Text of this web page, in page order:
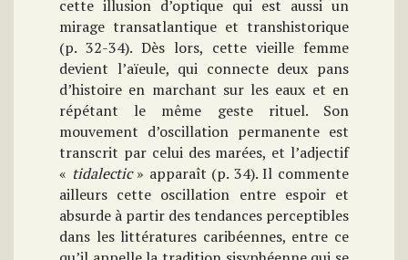
cette illusion d’optique qui est aussi un
mirage transatlantique et transhistorique
(p. 32-34). Dès lors, cette vieille femme
devient l’aïeule, qui connecte deux pans
d’histoire en marchant sur les eaux et en
répétant le même geste rituel. Son
mouvement d’oscillation permanente est
transcrit par celui des marées, et l’adjectif
« tidalectic» apparaît (p. 34). Il commente
ailleurs cette oscillation entre espoir et
absurde à partir des tendances perceptibles
dans les littératures caribéennes, entre ce